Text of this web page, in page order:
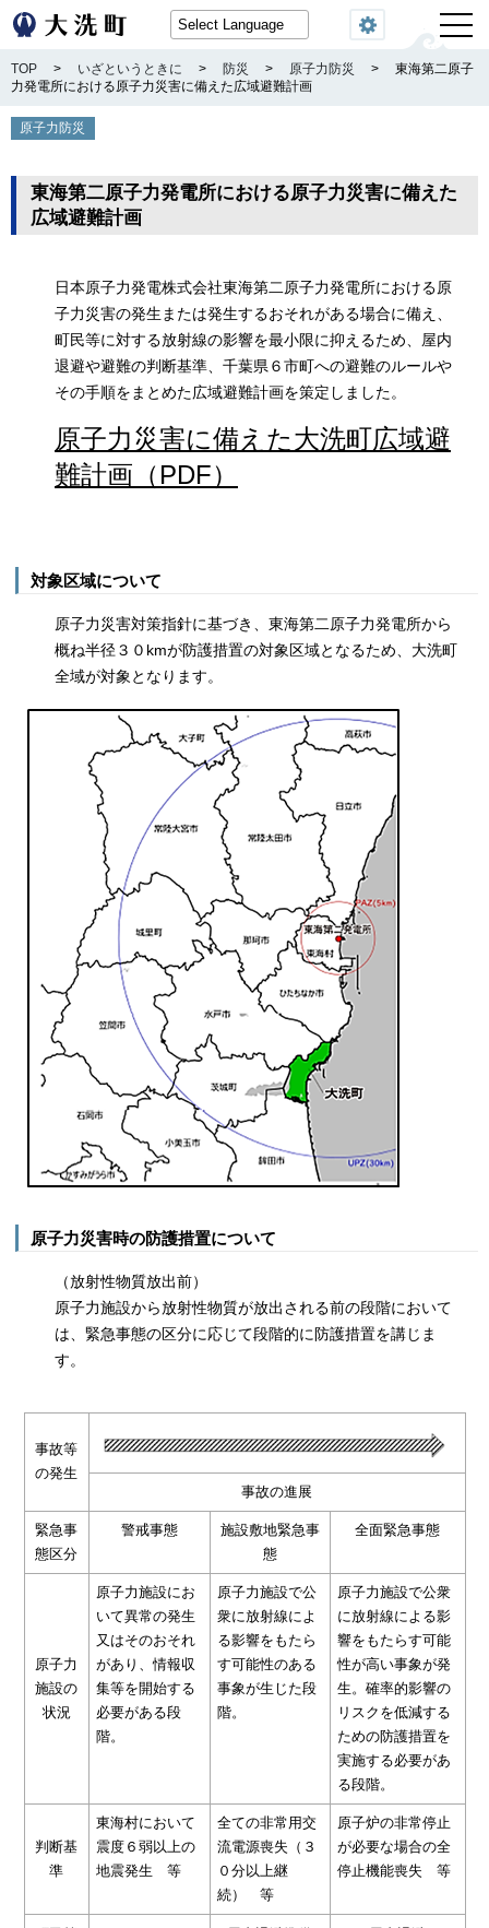
閲覧機能
TOP > いざというときに > 防災 > 原子力防災 >
東海第二原子
力発電所における原子力災害に備えた広域避難計画
原子力防災
東海第二原子力発電所における原子力災害に備えた
広域避難計画
日本原子力発電株式会社東海第二原子力発電所における原
子力災害の発生または発生するおそれがある場合に備え、
町民等に対する放射線の影響を最小限に抑えるため、屋内
退避や避難の判断基準、千葉県６市町への避難のルールや
その手順をまとめた広域避難計画を策定しました。
原子力災害に備えた大洗町広域避
難計画（PDF）
対象区域について
原子力災害対策指針に基づき、東海第二原子力発電所から
概ね半径３０kmが防護措置の対象区域となるため、大洗町
全域が対象となります。
原子力災害時の防護措置について
（放射性物質放出前）
原子力施設から放射性物質が放出される前の段階において
は、緊急事態の区分に応じて段階的に防護措置を講じま
す。
事故等
の発生
事故の進展
緊急事
態区分
警戒事態
施設敷地緊急事
態
全面緊急事態
原子力
施設の
状況
原子力施設にお
いて異常の発生
又はそのおそれ
があり、情報収
集等を開始する
必要がある段
階。
原子力施設で公
衆に放射線によ
る影響をもたら
す可能性のある
事象が生じた段
階。
原子力施設で公衆
に放射線による影
響をもたらす可能
性が高い事象が発
生。確率的影響の
リスクを低減する
ための防護措置を
実施する必要があ
る段階。
判断基
準
東海村において
震度６弱以上の
地震発生 等
全ての非常用交
流電源喪失（３
０分以上継
続） 等
原子炉の非常停止
が必要な場合の全
停止機能喪失 等